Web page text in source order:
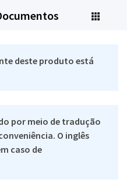
deste produto está
por meio de tradução
O inglês
caso de